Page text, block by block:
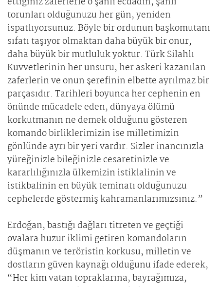
torunları olduğunuzu her gün, yeniden
ispatlıyorsunuz. Böyle bir ordunun başkomutanı
sıfatı taşıyor olmaktan daha büyük bir onur,
daha büyük bir mutluluk yoktur. Türk Silahlı
Kuvvetlerinin her unsuru, her askeri kazanılan
zaferlerin ve onun şerefinin elbette ayrılmaz bir
parçasıdır. Tarihleri boyunca her cephenin en
önünde mücadele eden, dünyaya ölümü
korkutmanın ne demek olduğunu gösteren
komando birliklerimizin ise milletimizin
gönlünde ayrı bir yeri vardır. Sizler inancınızla
yüreğinizle bileğinizle cesaretinizle ve
kararlılığınızla ülkemizin istiklalinin ve
istikbalinin en büyük teminatı olduğunuzu
cephelerde göstermiş kahramanlarımızsınız.”
Erdoğan, bastığı dağları titreten ve geçtiği
ovalara huzur iklimi getiren komandoların
düşmanın ve teröristin korkusu, milletin ve
dostların güven kaynağı olduğunu ifade ederek,
“Her kim vatan topraklarına, bayrağımıza,